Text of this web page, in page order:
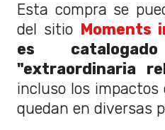
Esta compra se
del sitio Moments
es
"extraordinaria
incluso los impactos
quedan en diversas